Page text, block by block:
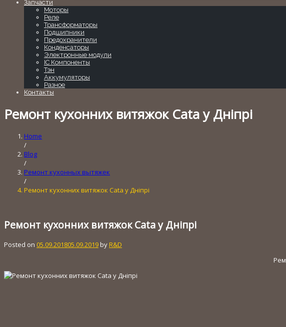
Запчасти
Моторы
Реле
Трансформаторы
Подшипники
Предохранители
Конденсаторы
Электронные модули
IC Компоненты
Тэн
Аккумуляторы
Разное
Контакты
Ремонт кухонних витяжок Cata у Дніпрі
Home
/
Blog
/
Ремонт кухонных вытяжек
/
Ремонт кухонних витяжок Cata у Дніпрі
Ремонт кухонних витяжок Cata у Дніпрі
Posted on 05.09.201805.09.2019by R&D